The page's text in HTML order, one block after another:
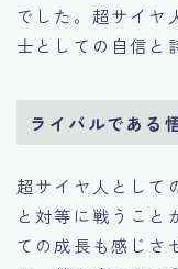
でした。超サイヤ
士としての自信と
ライバルである
超サイヤ人として
と対等に戦うこと
ての成長も感じさ